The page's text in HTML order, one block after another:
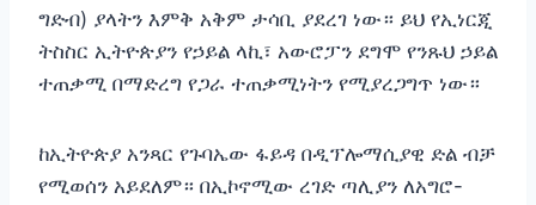
ግድብ) ያላትን እምቅ አቅም ታሳቢ ያደረገ ነው። ይህ የኢነርጂ
ትስስር ኢትዮጵያን የኃይል ላኪ፣ አውሮፓን ደግሞ የንጹህ ኃይል
ተጠቃሚ በማድረግ የጋራ ተጠቃሚነትን የሚያረጋግጥ ነው።
ከኢትዮጵያ አንጻር የጉባኤው ፋይዳ በዲፕሎማሲያዊ ድል ብቻ
የሚወሰን አይደለም። በኢኮኖሚው ረገድ ጣሊያን ለአግሮ-